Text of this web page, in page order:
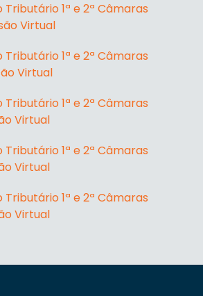
1ª e 2ª Câmaras
Virtual
1ª e 2ª Câmaras
Virtual
1ª e 2ª Câmaras
Virtual
1ª e 2ª Câmaras
Virtual
1ª e 2ª Câmaras
Virtual